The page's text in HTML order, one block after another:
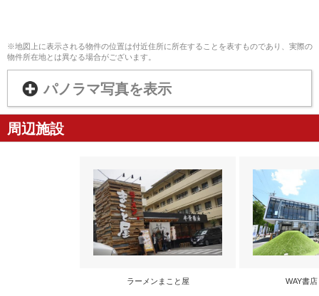
※地図上に表示される物件の位置は付近住所に所在することを表すものであり、実際の
物件所在地とは異なる場合がございます。
パノラマ写真を表示
周辺施設
ラーメンまこと屋 WAY書